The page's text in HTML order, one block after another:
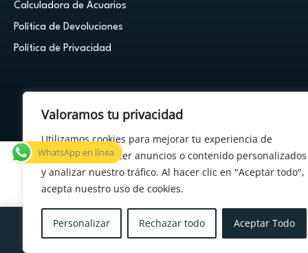
Valoramos tu privacidad
Utilizamos cookies para mejorar tu experiencia de
navegación, ofrecer anuncios o contenido personalizados
y analizar nuestro tráfico. Al hacer clic en "Aceptar todo",
acepta nuestro uso de cookies.
Personalizar Rechazar todo Aceptar Todo
Calculadora de Acuarios
Política de Devoluciones
Política de Privacidad
¿Tenés alguna duda?
Menu Cuenta Carrito Deseos
WhatsApp en línea